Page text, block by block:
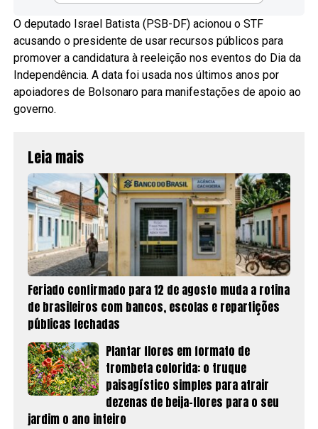
O deputado Israel Batista (PSB-DF) acionou o STF
acusando o presidente de usar recursos públicos para
promover a candidatura à reeleição nos eventos do Dia da
Independência. A data foi usada nos últimos anos por
apoiadores de Bolsonaro para manifestações de apoio ao
governo.
Leia mais
Feriado confirmado para 12 de agosto muda a rotina
de brasileiros com bancos, escolas e repartições
públicas fechadas
Plantar flores em formato de
trombeta colorida: o truque
paisagístico simples para atrair
dezenas de beija-flores para o seu
jardim o ano inteiro